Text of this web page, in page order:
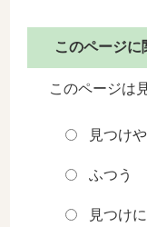
このページに
このページは
見つけ
ふつう
見つけ